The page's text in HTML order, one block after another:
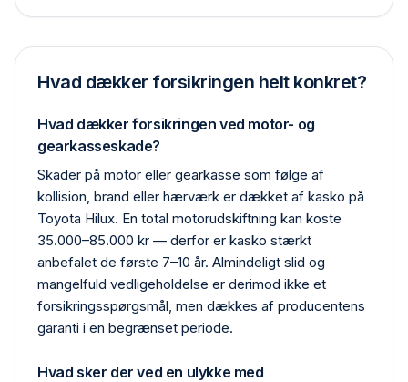
Hvad dækker forsikringen helt konkret?
Hvad dækker forsikringen ved motor- og
gearkasseskade?
Skader på motor eller gearkasse som følge af
kollision, brand eller hærværk er dækket af kasko på
Toyota Hilux. En total motor­udskiftning kan koste
35.000–85.000 kr — derfor er kasko stærkt
anbefalet de første 7–10 år. Almindeligt slid og
mangelfuld vedligeholdelse er derimod ikke et
forsikrings­spørgsmål, men dækkes af producentens
garanti i en begrænset periode.
Hvad sker der ved en ulykke med